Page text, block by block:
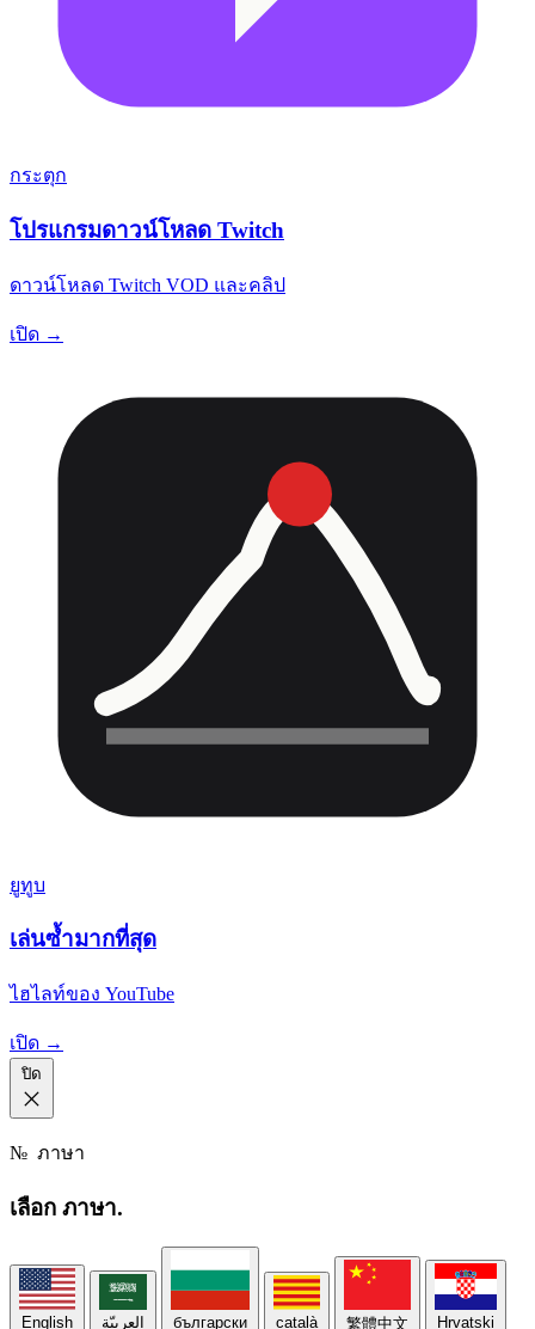
กระตุก
โปรแกรมดาวน์โหลด Twitch
ดาวน์โหลด Twitch VOD และคลิป
เปิด →
ยูทูบ
เล่นซ้ำมากที่สุด
ไฮไลท์ของ YouTube
เปิด →
ปิด
№ ภาษา
เลือก ภาษา.
English العربيّة български català 繁體中文 Hrvatski